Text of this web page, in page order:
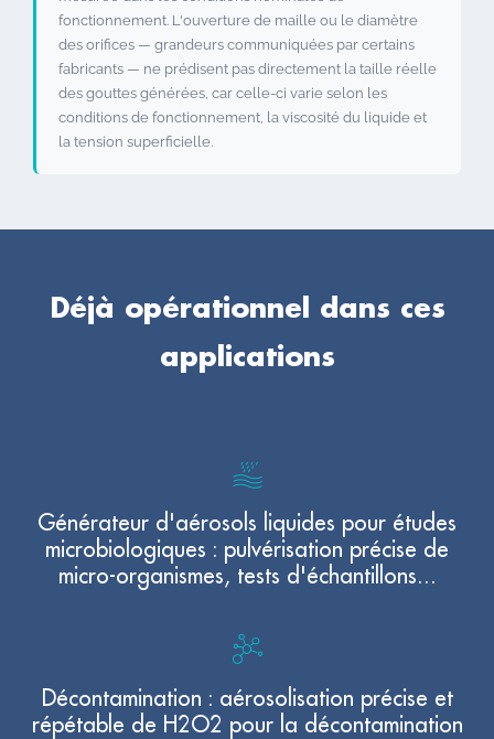
fonctionnement. L'ouverture de maille ou le diamètre
des orifices — grandeurs communiquées par certains
fabricants — ne prédisent pas directement la taille réelle
des gouttes générées, car celle-ci varie selon les
conditions de fonctionnement, la viscosité du liquide et
la tension superficielle.
Déjà opérationnel dans ces
applications
Générateur d'aérosols liquides pour études
microbiologiques : pulvérisation précise de
micro-organismes, tests d'échantillons...
Décontamination : aérosolisation précise et
répétable de H2O2 pour la décontamination